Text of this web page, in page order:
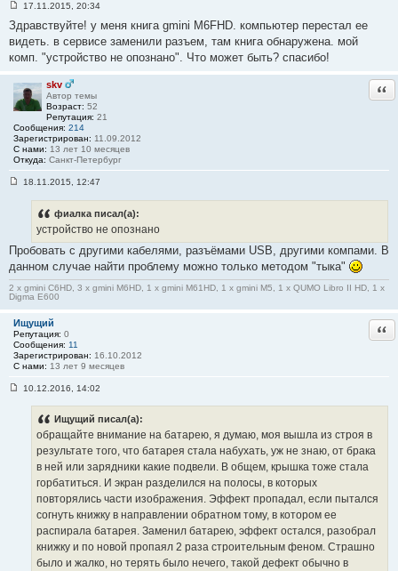
о
б
щ
и
е
#
9
0
17.11.2015, 20:34
Здравствуйте! у меня книга gmini M6FHD. компьютер перестал ее
видеть. в сервисе заменили разъем, там книга обнаружена. мой
комп. "устройство не опознано". Что может быть? спасибо!
skv
Автор темы
Возраст: 52
Репутация: 21
Сообщения: 214
Зарегистрирован: 11.09.2012
С нами: 13 лет 10 месяцев
Откуда: Санкт-Петербург
н
и
#
1
9
1
18.11.2015, 12:47
фиалка писал(а):
устройство не опознано
Пробовать с другими кабелями, разъёмами USB, другими компами. В
данном случае найти проблему можно только методом "тыка"
2 x gmini C6HD, 3 x gmini M6HD, 1 x gmini M61HD, 1 x gmini M5, 1 x QUMO Libro II HD, 1 x
Digma E600
Ищущий
Репутация: 0
Сообщения: 11
Зарегистрирован: 16.10.2012
С нами: 13 лет 9 месяцев
10.12.2016, 14:02
Ищущий писал(а):
обращайте внимание на батарею, я думаю, моя вышла из строя в
результате того, что батарея стала набухать, уж не знаю, от брака
в ней или зарядники какие подвели. В общем, крышка тоже стала
горбатиться. И экран разделился на полосы, в которых
повторялись части изображения. Эффект пропадал, если пытался
согнуть книжку в направлении обратном тому, в котором ее
распирала батарея. Заменил батарею, эффект остался, разобрал
книжку и по новой пропаял 2 раза строительным феном. Страшно
было и жалко, но терять было нечего, такой дефект обычно в